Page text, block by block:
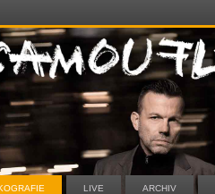
LIVE ARCHIV